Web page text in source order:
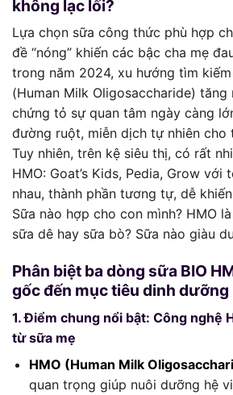
không lạc lối?
Lựa chọn sữa công thức phù hợp
đề “nóng” khiến các bậc cha mẹ
trong năm 2024, xu hướng tìm
(Human Milk Oligosaccharide) tăng
chứng tỏ sự quan tâm ngày càng
đường ruột, miễn dịch tự nhiên cho
Tuy nhiên, trên kệ siêu thị, có rất
HMO: Goat’s Kids, Pedia, Grow với
nhau, thành phần tương tự, dễ
Sữa nào hợp cho con mình? HMO
sữa dê hay sữa bò? Sữa nào giàu
Phân biệt ba dòng sữa BIO
gốc đến mục tiêu dinh dưỡng
1. Điểm chung nổi bật: Công nghệ
từ sữa mẹ
HMO (Human Milk
quan trọng giúp nuôi dưỡng hệ